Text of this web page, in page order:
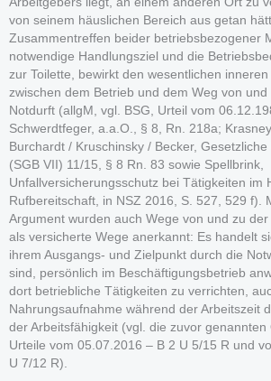
von seinem häuslichen Bereich aus getan
Zusammentreffen beider betriebsbezogener
notwendige Handlungsziel und die
zur Toilette, bewirkt den wesentlichen
zwischen dem Betrieb und dem Weg von
Notdurft (allgM, vgl. BSG, Urteil vom
Schwerdtfeger, a.a.O., § 8, Rn. 218a;
Burchardt / Kruschinsky / Becker,
(SGB VII) 11/15, § 8 Rn. 83 sowie Spellbrink,
Unfallversicherungsschutz bei Tätigkeiten im
Rufbereitschaft, in NSZ 2016, S. 527, 529 f).
Argument wurden auch Wege von und zu
als versicherte Wege anerkannt: Es handelt
ihrem Ausgangs- und Zielpunkt durch die
sind, persönlich im Beschäftigungsbetrieb
dort betriebliche Tätigkeiten zu verrichten,
Nahrungsaufnahme während der Arbeitszeit
der Arbeitsfähigkeit (vgl. die zuvor genannten
Urteile vom 05.07.2016 – B 2 U 5/15 R und
U 7/12 R).